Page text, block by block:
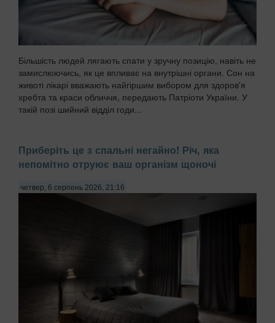
Більшість людей лягають спати у зручну позицію, навіть не
замислюючись, як це впливає на внутрішні органи. Сон на
животі лікарі вважають найгіршим вибором для здоров'я
хребта та краси обличчя, передають Патріоти України. У
такій позі шийний відділ годи...
Приберіть це з спальні негайно! Річ, яка
непомітно отруює ваш організм щоночі
четвер, 6 серпень 2026, 21:16